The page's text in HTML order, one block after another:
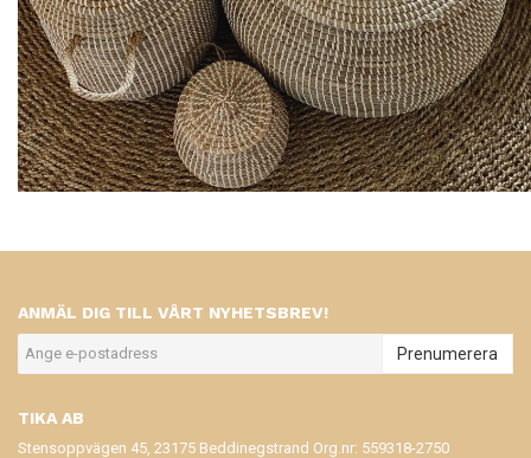
ANMÄL DIG TILL VÅRT NYHETSBREV!
Prenumerera
TIKA AB
Stensoppvägen 45, 23175 Beddinegstrand Org.nr: 559318-2750